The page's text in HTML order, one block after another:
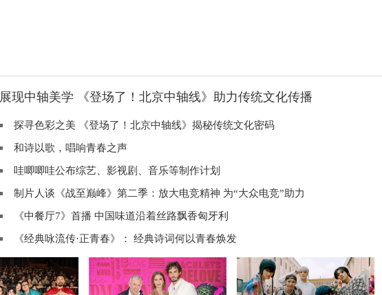
展现中轴美学 《登场了！北京中轴线》助力传统文化传播
探寻色彩之美 《登场了！北京中轴线》揭秘传统文化密码
和诗以歌，唱响青春之声
哇唧唧哇公布综艺、影视剧、音乐等制作计划
制片人谈《战至巅峰》第二季：放大电竞精神 为“大众电竞”助力
《中餐厅7》首播 中国味道沿着丝路飘香匈牙利
《经典咏流传·正青春》： 经典诗词何以青春焕发